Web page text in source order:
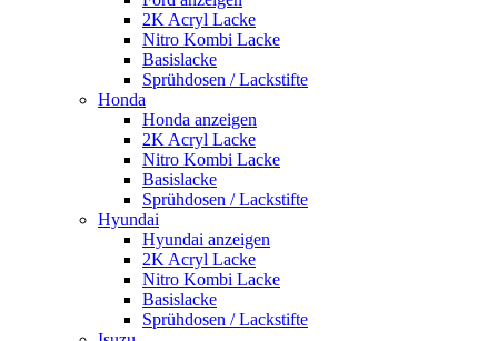
2K Acryl Lacke
Nitro Kombi Lacke
Basislacke
Sprühdosen / Lackstifte
Honda
Honda anzeigen
2K Acryl Lacke
Nitro Kombi Lacke
Basislacke
Sprühdosen / Lackstifte
Hyundai
Hyundai anzeigen
2K Acryl Lacke
Nitro Kombi Lacke
Basislacke
Sprühdosen / Lackstifte